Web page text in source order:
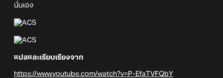
นั่นเอง
แปลและเรียบเรียงจาก
https://www.youtube.com/watch?v=P-EfaTVFQbY